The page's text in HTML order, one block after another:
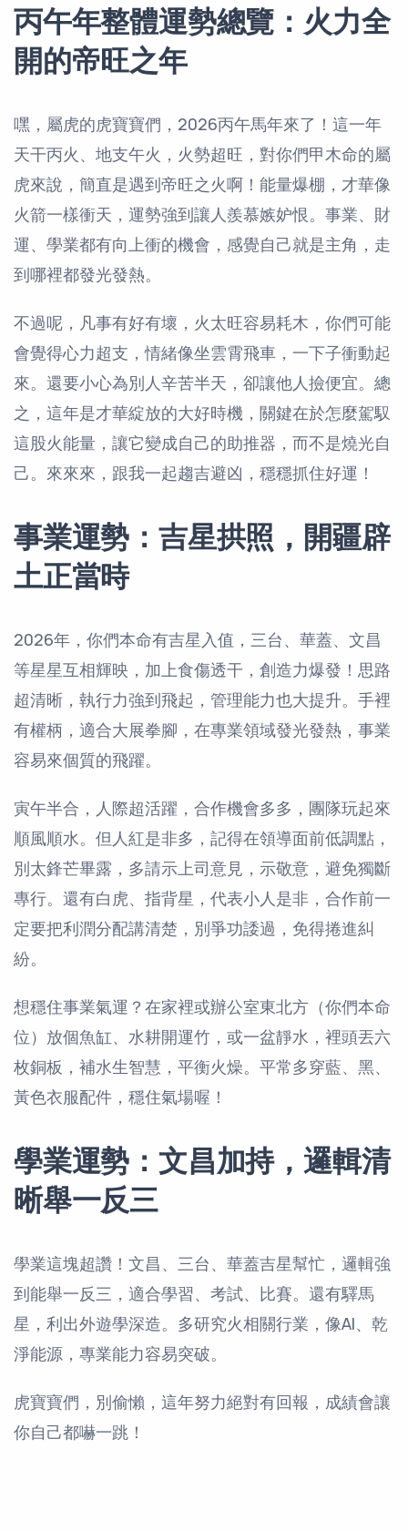
丙午年整體運勢總覽：火力全
開的帝旺之年
嘿，屬虎的虎寶寶們，2026丙午馬年來了！這一年
天干丙火、地支午火，火勢超旺，對你們甲木命的屬
虎來說，簡直是遇到帝旺之火啊！能量爆棚，才華像
火箭一樣衝天，運勢強到讓人羨慕嫉妒恨。事業、財
運、學業都有向上衝的機會，感覺自己就是主角，走
到哪裡都發光發熱。
不過呢，凡事有好有壞，火太旺容易耗木，你們可能
會覺得心力超支，情緒像坐雲霄飛車，一下子衝動起
來。還要小心為別人辛苦半天，卻讓他人撿便宜。總
之，這年是才華綻放的大好時機，關鍵在於怎麼駕馭
這股火能量，讓它變成自己的助推器，而不是燒光自
己。來來來，跟我一起趨吉避凶，穩穩抓住好運！
事業運勢：吉星拱照，開疆辟
土正當時
2026年，你們本命有吉星入值，三台、華蓋、文昌
等星星互相輝映，加上食傷透干，創造力爆發！思路
超清晰，執行力強到飛起，管理能力也大提升。手裡
有權柄，適合大展拳腳，在專業領域發光發熱，事業
容易來個質的飛躍。
寅午半合，人際超活躍，合作機會多多，團隊玩起來
順風順水。但人紅是非多，記得在領導面前低調點，
別太鋒芒畢露，多請示上司意見，示敬意，避免獨斷
專行。還有白虎、指背星，代表小人是非，合作前一
定要把利潤分配講清楚，別爭功諉過，免得捲進糾
紛。
想穩住事業氣運？在家裡或辦公室東北方（你們本命
位）放個魚缸、水耕開運竹，或一盆靜水，裡頭丟六
枚銅板，補水生智慧，平衡火燥。平常多穿藍、黑、
黃色衣服配件，穩住氣場喔！
學業運勢：文昌加持，邏輯清
晰舉一反三
學業這塊超讚！文昌、三台、華蓋吉星幫忙，邏輯強
到能舉一反三，適合學習、考試、比賽。還有驛馬
星，利出外遊學深造。多研究火相關行業，像AI、乾
淨能源，專業能力容易突破。
虎寶寶們，別偷懶，這年努力絕對有回報，成績會讓
你自己都嚇一跳！